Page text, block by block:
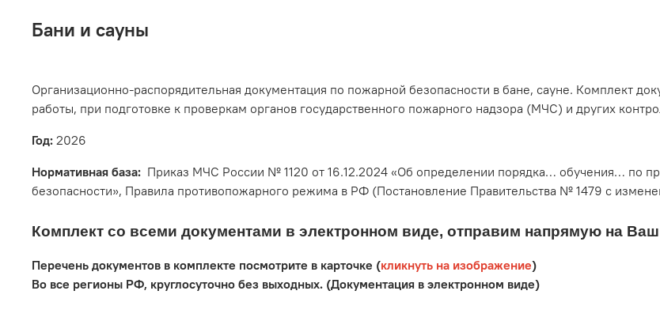
Бани и сауны
Организационно-распорядительная документация по пожарной безопасности в бане, сауне. Комплект
работы, при подготовке к проверкам органов государственного пожарного надзора (МЧС) и других
Год: 2026
Нормативная база: Приказ МЧС России № 1120 от 16.12.2024 «Об определении порядка… обучения… по
безопасности», Правила противопожарного режима в РФ (Постановление Правительства № 1479 с
Комплект со всеми документами в электронном виде, отправим напрямую на
Перечень документов в комплекте посмотрите в карточке (кликнуть на изображение)
Во все регионы РФ, круглосуточно без выходных. (Документация в электронном виде)